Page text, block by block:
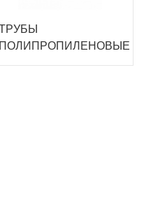
ПОЛИПРОПИЛЕНОВЫЕ